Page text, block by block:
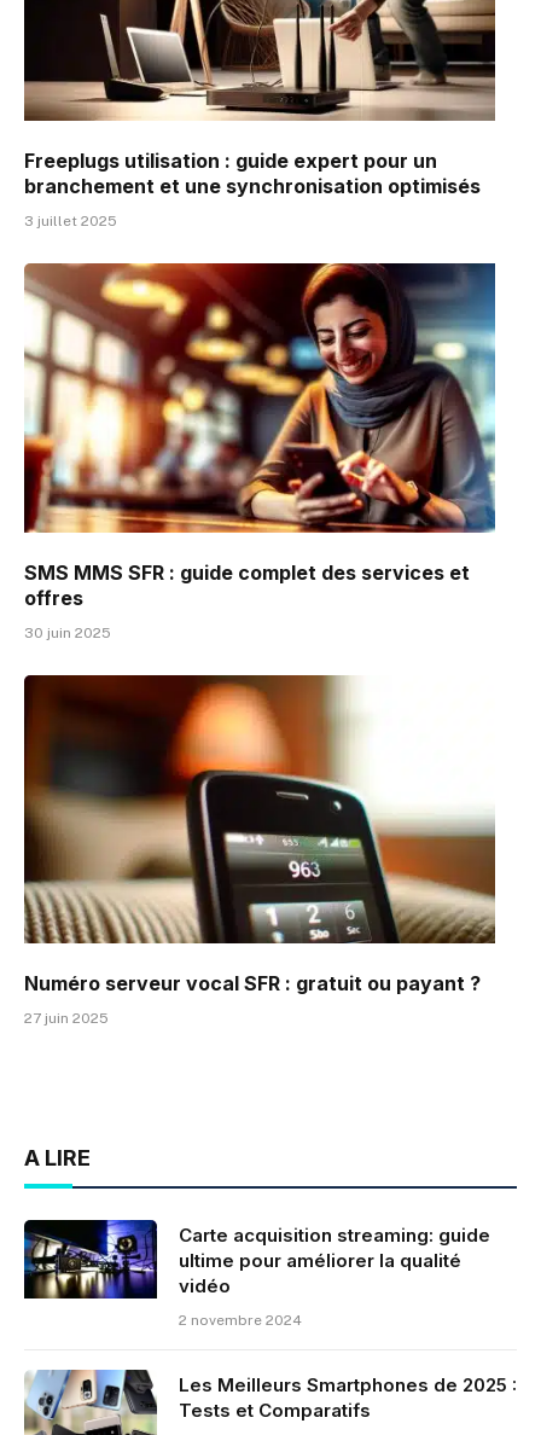
Freeplugs utilisation : guide expert pour un
branchement et une synchronisation optimisés
3 juillet 2025
SMS MMS SFR : guide complet des services et
offres
30 juin 2025
Numéro serveur vocal SFR : gratuit ou payant ?
27 juin 2025
A LIRE
Carte acquisition streaming: guide
ultime pour améliorer la qualité
vidéo
2 novembre 2024
Les Meilleurs Smartphones de 2025 :
Tests et Comparatifs